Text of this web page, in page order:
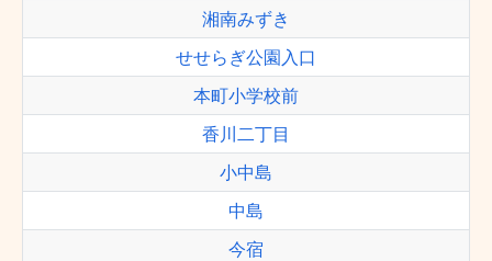
湘南みずき
せせらぎ公園入口
本町小学校前
香川二丁目
小中島
中島
今宿